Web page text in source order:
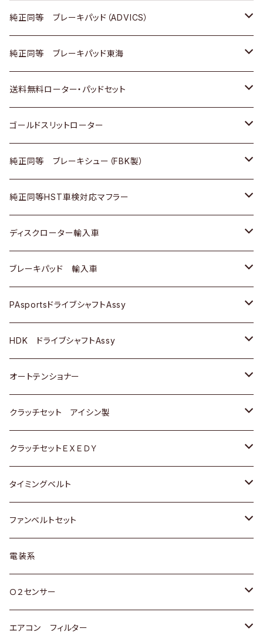
三菱
スバル
日野
三菱ふそう
ＢＭＷ
マツダ
三菱
日野
三菱ふそう
三菱
日野
三菱ふそう
その他
ダイハツ
マツダ
三菱
スバル
日産
いすゞ
ダイハツ
マツダ
三菱
スバル
いすゞ
ダイハツ
マツダ
三菱
ホンダ
スズキ
日産
ダイハツ
マツダ
三菱
スバル
トヨタ
ホンダ
スズキ
日産
いすゞ
ダイハツ
マツダ
三菱
スバル
ＢＥＮＺ
純正同等 ブレーキパッド（ADVICS）
トヨタ
ホンダ
スズキ
日産
ダイハツ
マツダ
三菱
スバル
純正同等 ブレーキパッド東海
トヨタ
ホンダ
日産
いすゞ
ダイハツ
マツダ
三菱
スバル
送料無料ローター・パッドセット
トヨタ
ホンダ
スズキ
日産
ダイハツ
マツダ
三菱
スバル
ゴールドスリットローター
トヨタ
ホンダ
スズキ
日産
ダイハツ
マツダ
三菱
スバル
純正同等 ブレーキシュー（FBK製）
ホンダ
スズキ
日産
ダイハツ
マツダ
三菱
スバル
純正同等HST車検対応マフラー
トヨタ
ホンダ
スズキ
日産
いすゞ
ダイハツ
マツダ
三菱
スバル
日野
ディスクローター輸入車
ＡＵＤＩ
ＢＥＮＺ
ＢＭＷ
GOLF
ＷＡＧＥＮ
アストロ（シボレー）
クライスラー
ブレーキパッド 輸入車
ＢＥＮＺ
ＢＭＷ
ＷＡＧＥＮ
ＶＯＬＶＯ
PAsportsドライブシャフトAssy
トヨタ
ホンダ
スズキ
日産
ダイハツ
マツダ
三菱
スバル
HDK ドライブシャフトAssy
スズキ
ダイハツ
日産
ホンダ
マツダ
オートテンショナー
トヨタ
クラッチセット アイシン製
ホンダ
スズキ
ダイハツ
マツダ
三菱
スバル
クラッチセットＥＸＥＤＹ
ホンダ
スズキ
日産
ダイハツ
マツダ
タイミングベルト
トヨタ
スズキ
ダイハツ
三菱
ファンベルトセット
トヨタ
ホンダ
スズキ
電装系
Ｏ２センサー
トヨタ
エアコン フィルター